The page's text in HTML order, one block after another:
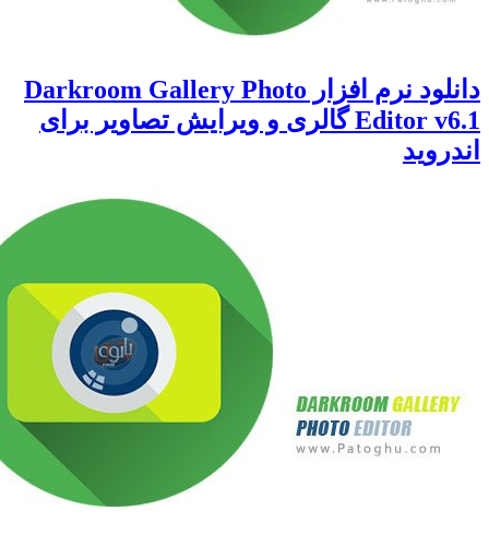
دانلود نرم افزار Darkroom Gallery Photo
Editor v6.1 گالری و ویرایش تصاویر برای